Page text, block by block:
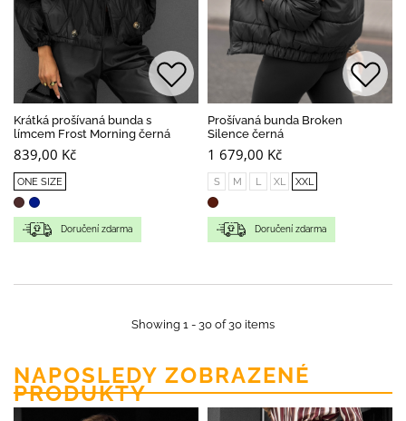
Krátká prošívaná bunda s
límcem Frost Morning černá
839,00 Kč
ONE SIZE
Doručení zdarma
Prošívaná bunda Broken
Silence černá
1 679,00 Kč
S M L XL XXL
Doručení zdarma
Showing 1 - 30 of 30 items
NAPOSLEDY ZOBRAZENÉ
PRODUKTY